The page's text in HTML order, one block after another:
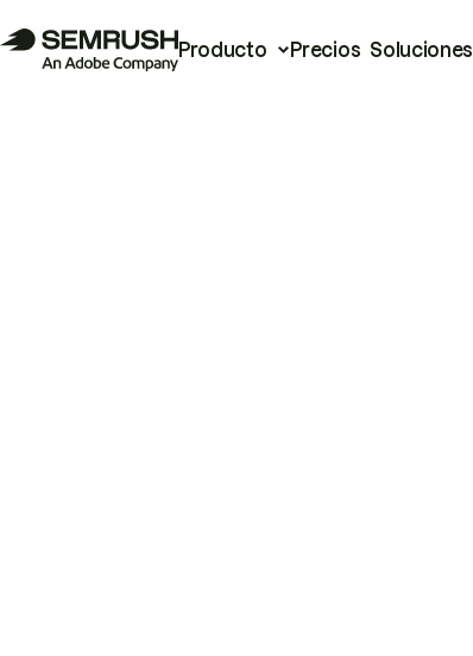
Producto Precios Soluciones